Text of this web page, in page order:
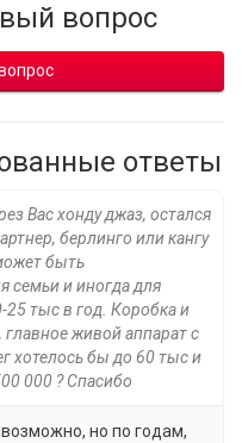
вопрос
ответы
Вас хонду джаз, остался
берлинго или кангу
быть
семьи и иногда для
тыс в год. Коробка и
живой аппарат с
хотелось бы до 60 тыс и
000 ? Спасибо
но по годам,